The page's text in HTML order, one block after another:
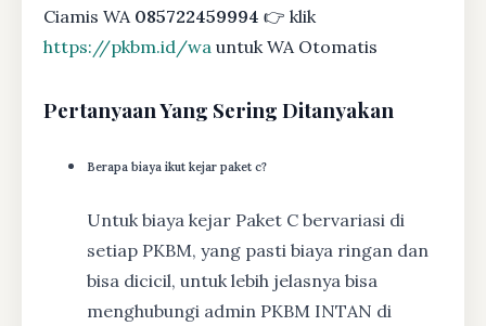
Ciamis WA 085722459994 👉 klik
https://pkbm.id/wa untuk WA Otomatis
Pertanyaan Yang Sering Ditanyakan
Berapa biaya ikut kejar paket c?
Untuk biaya kejar Paket C bervariasi di
setiap PKBM, yang pasti biaya ringan dan
bisa dicicil, untuk lebih jelasnya bisa
menghubungi admin PKBM INTAN di